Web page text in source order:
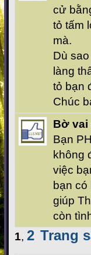
cử
tỏ tấm
mà.
Dù
làng
tỏ bạn
Chúc
Bờ vai
Bạn
không
việc
bạn
giúp
còn
1, 2 Trang